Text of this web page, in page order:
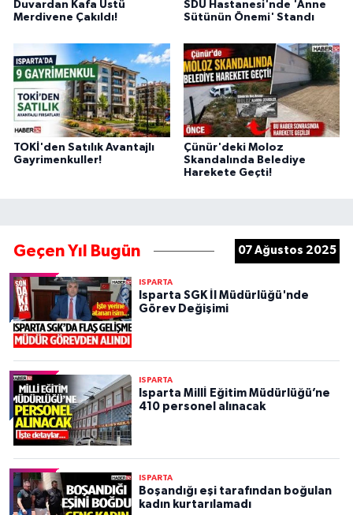
Duvardan Kafa Üstü
Merdivene Çakıldı!
SDÜ Hastanesi'nde 'Anne
Sütünün Önemi' Standı
TOKİ'den Satılık Avantajlı
Gayrimenkuller!
Çünür'deki Moloz
Skandalında Belediye
Harekete Geçti!
Geçen Yıl Bugün 07 Ağustos 2025
ISPARTA
Isparta SGK İl Müdürlüğü'nde
Görev Değişimi
ISPARTA
Isparta Millİ Eğitim Müdürlüğü’ne
410 personel alınacak
ISPARTA
Boşandığı eşi tarafından boğulan
kadın kurtarılamadı